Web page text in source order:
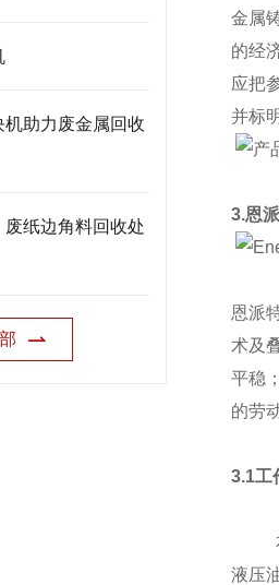
助力废金属回收
纸边角料回收处
金属
的经
应把
并标
3.恩
恩派
术及
平稳
的劳
3.1工
本
液压